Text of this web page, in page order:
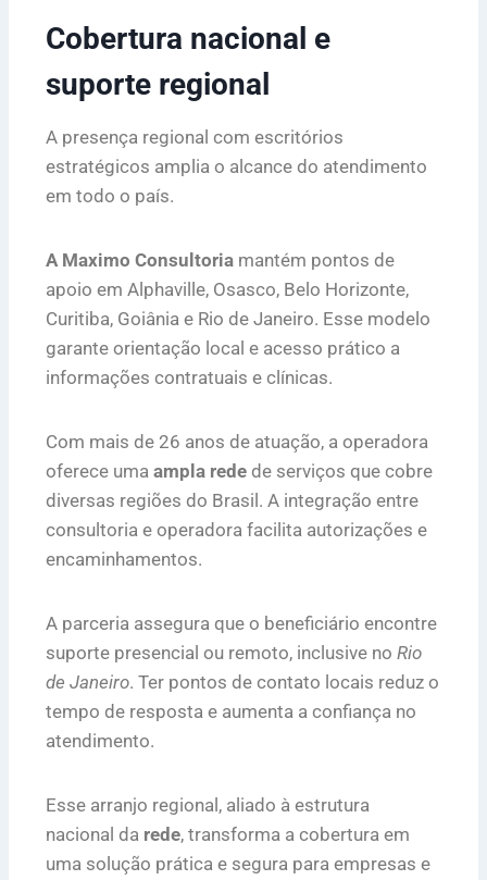
Cobertura nacional e
suporte regional
A presença regional com escritórios
estratégicos amplia o alcance do atendimento
em todo o país.
A Maximo Consultoria mantém pontos de
apoio em Alphaville, Osasco, Belo Horizonte,
Curitiba, Goiânia e Rio de Janeiro. Esse modelo
garante orientação local e acesso prático a
informações contratuais e clínicas.
Com mais de 26 anos de atuação, a operadora
oferece uma ampla rede de serviços que cobre
diversas regiões do Brasil. A integração entre
consultoria e operadora facilita autorizações e
encaminhamentos.
A parceria assegura que o beneficiário encontre
suporte presencial ou remoto, inclusive no Rio
de Janeiro. Ter pontos de contato locais reduz o
tempo de resposta e aumenta a confiança no
atendimento.
Esse arranjo regional, aliado à estrutura
nacional da rede, transforma a cobertura em
uma solução prática e segura para empresas e